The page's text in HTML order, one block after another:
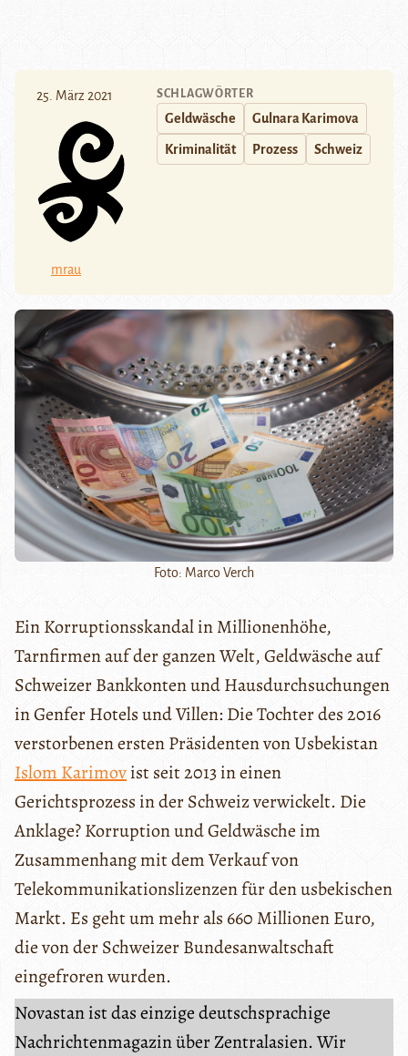
25. März 2021
mrau
SCHLAGWÖRTER
Geldwäsche Gulnara Karimova
Kriminalität Prozess Schweiz
Foto: Marco Verch
Ein Korruptionsskandal in Millionenhöhe,
Tarnfirmen auf der ganzen Welt, Geldwäsche auf
Schweizer Bankkonten und Hausdurchsuchungen
in Genfer Hotels und Villen: Die Tochter des 2016
verstorbenen ersten Präsidenten von Usbekistan
Islom Karimovist seit 2013 in einen
Gerichtsprozess in der Schweiz verwickelt. Die
Anklage? Korruption und Geldwäsche im
Zusammenhang mit dem Verkauf von
Telekommunikationslizenzen für den usbekischen
Markt. Es geht um mehr als 660 Millionen Euro,
die von der Schweizer Bundesanwaltschaft
eingefroren wurden.
Novastan ist das einzige deutschsprachige
Nachrichtenmagazin über Zentralasien. Wir